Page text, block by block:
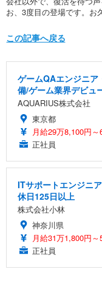
お、3度目の登場です。お
この記事へ戻る
ゲームQAエンジニア
備/ゲーム業界デビュ
AQUARIUS株式会社
東京都
月給29万8,100円～
正社員
ITサポートエンジニ
休日125日以上
株式会社小林
神奈川県
月給31万1,800円～
正社員